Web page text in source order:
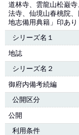
道林寺、雲龍山松巌
法寺、仙境山春桃院
地志備用典籍」印あり
シリーズ名１
地誌
シリーズ名２
御府内備考続編
公開区分
公開
利用条件